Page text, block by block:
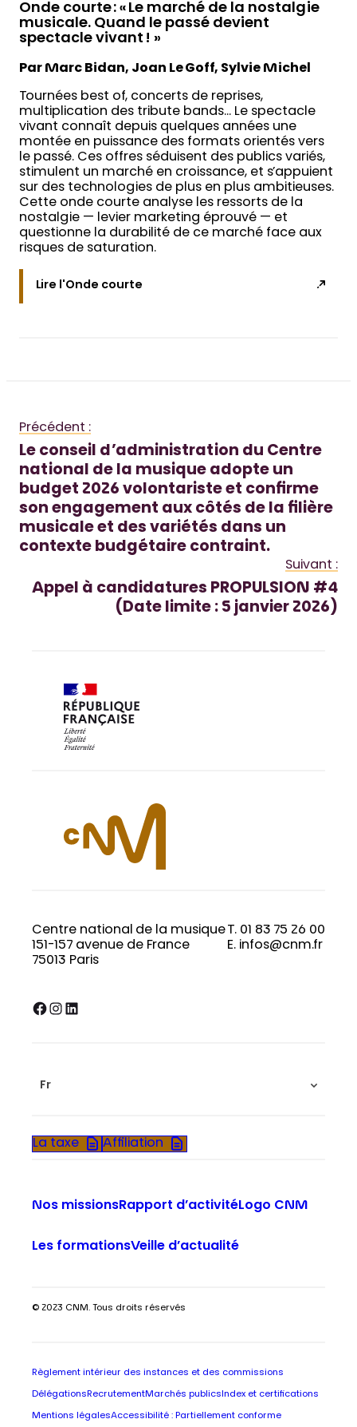
Onde courte : « Le marché de la nostalgie
musicale. Quand le passé devient
spectacle vivant ! »
Par Marc Bidan, Joan Le Goff, Sylvie Michel
Tournées best of, concerts de reprises,
multiplication des tribute bands… Le spectacle
vivant connaît depuis quelques années une
montée en puissance des formats orientés vers
le passé. Ces offres séduisent des publics variés,
stimulent un marché en croissance, et s’appuient
sur des technologies de plus en plus ambitieuses.
Cette onde courte analyse les ressorts de la
nostalgie — levier marketing éprouvé — et
questionne la durabilité de ce marché face aux
risques de saturation.
Lire l'Onde courte
Précédent :
Le conseil d’administration du Centre
national de la musique adopte un
budget 2026 volontariste et confirme
son engagement aux côtés de la filière
musicale et des variétés dans un
contexte budgétaire contraint.
Suivant :
Appel à candidatures PROPULSION #4
(Date limite : 5 janvier 2026)
Centre national de la musique
151-157 avenue de France
75013 Paris
T. 01 83 75 26 00
E. infos@cnm.fr
Facebook InstagramLinkedIn
Fr
La taxe Affiliation
Nos missionsRapport d’activitéLogo CNM
Les formationsVeille d’actualité
© 2023 CNM. Tous droits réservés
Règlement intérieur des instances et des commissions
DélégationsRecrutementMarchés publicsIndex et certifications
Mentions légalesAccessibilité : Partiellement conforme